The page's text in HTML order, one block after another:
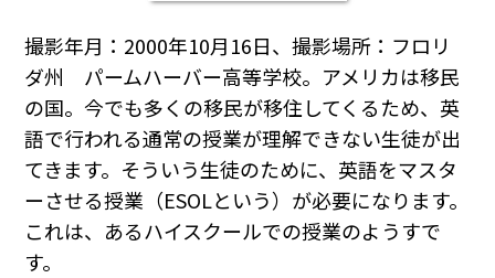
撮影年月：2000年10月16日、撮影場所：フロリ
ダ州 パームハーバー高等学校。アメリカは移民
の国。今でも多くの移民が移住してくるため、英
語で行われる通常の授業が理解できない生徒が出
てきます。そういう生徒のために、英語をマスタ
ーさせる授業（ESOLという）が必要になります。
これは、あるハイスクールでの授業のようすで
す。